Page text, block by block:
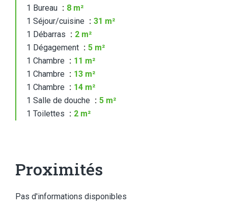
1 Bureau
8 m²
1 Séjour/cuisine
31 m²
1 Débarras
2 m²
1 Dégagement
5 m²
1 Chambre
11 m²
1 Chambre
13 m²
1 Chambre
14 m²
1 Salle de douche
5 m²
1 Toilettes
2 m²
Proximités
Pas d'informations disponibles